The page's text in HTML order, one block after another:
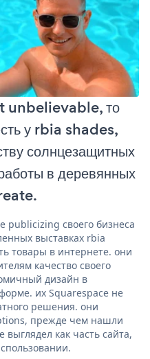
unbelievable, то
у rbia shades,
солнцезащитных
в деревянных
publicizing своего бизнеса
выставках rbia
товары в интернете. они
качество своего
дизайн в
их Squarespace не
решения. они
прежде чем нашли
как часть сайта,